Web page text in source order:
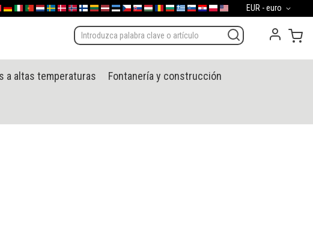
Moneda
EUR - euro
(UK)
Deutschland
ItaliaPortugal
Nederland
Sverige
Danmark
NorgeSuomiLietuva
LatvijaEestiČeskoSlovensko
Magyarország
România
България
Ελλάδα
Slovenija
Hrvatska
PolskaEnglish (US)
Mi
a altas temperaturas Fontanería y construcción